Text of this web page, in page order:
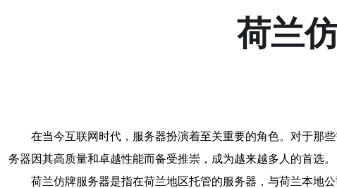
荷兰
在当今互联网时代，服务器扮演着至关重要的角色。对于那
务器因其高质量和卓越性能而备受推崇，成为越来越多人的首选。
荷兰仿牌服务器是指在荷兰地区托管的服务器，与荷兰本地